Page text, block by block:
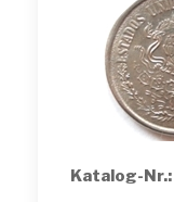
Katalog-Nr.: